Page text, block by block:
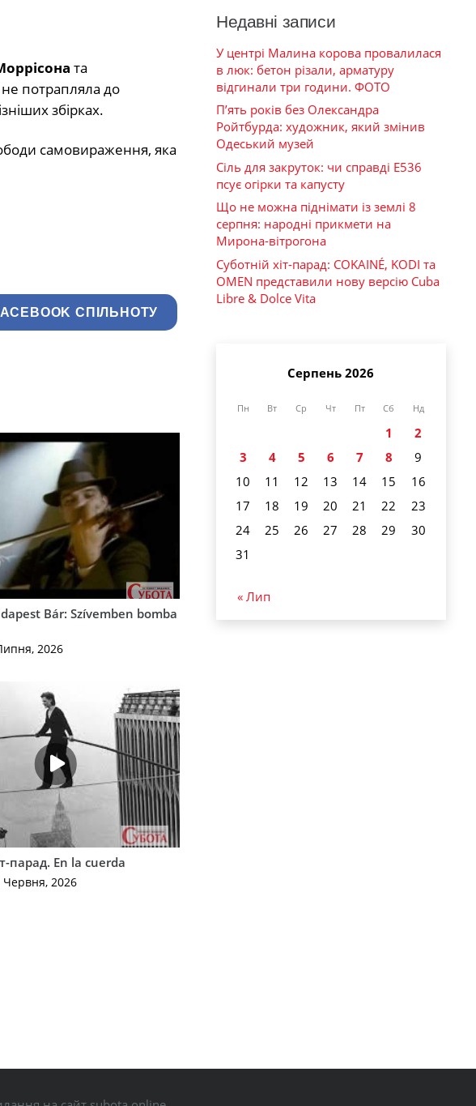
та
потрапляла до
збірках.
самовираження, яка
СПІЛЬНОТУ
Bár: Szívemben bomba
2026
парад. En la cuerda
Червня, 2026
Недавні записи
У центрі Малина корова провалилася
в люк: бетон різали, арматуру
відгинали три години. ФОТО
П’ять років без Олександра
Ройтбурда: художник, який змінив
Одеський музей
Сіль для закруток: чи справді Е536
псує огірки та капусту
Що не можна піднімати із землі 8
серпня: народні прикмети на
Мирона-вітрогона
Суботній хіт-парад: COKAINÉ, KODI та
OMEN представили нову версію Cuba
Libre & Dolce Vita
Серпень 2026
Пн Вт Ср Чт Пт Сб Нд
1
2
3
4 5 6 7 8
9
10
11 12 13 14 15
16
17
18 19 20 21 22
23
24
25 26 27 28 29
30
31
« Лип